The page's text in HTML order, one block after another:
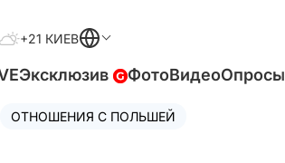
+21 КИЕВ
Эксклюзив ФотоВидеоОпросы
ОТНОШЕНИЯ С ПОЛЬШЕЙ